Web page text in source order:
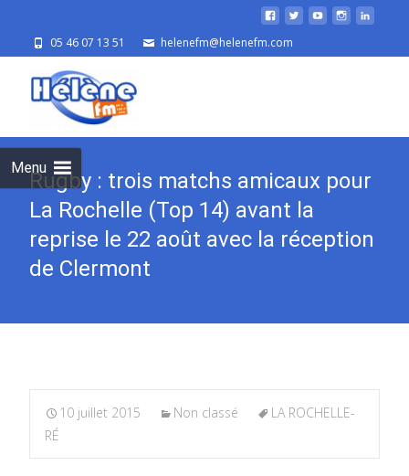
05 46 07 13 51 helenefm@helenefm.com
Menu
Rugby : trois matchs amicaux pour
La Rochelle (Top 14) avant la
reprise le 22 août avec la réception
de Clermont
10 juillet 2015 Non classé
LA ROCHELLE-
RÉ